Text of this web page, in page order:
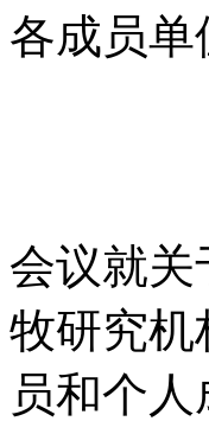
各成员
会议就
牧研究机
员和个